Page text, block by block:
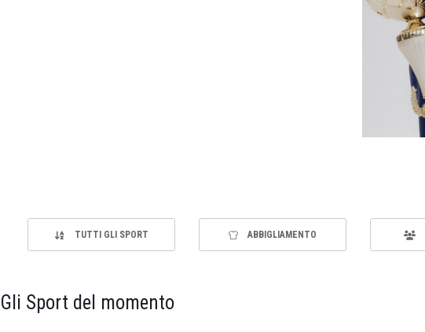
TUTTI GLI SPORT ABBIGLIAMENTO
Gli Sport del momento